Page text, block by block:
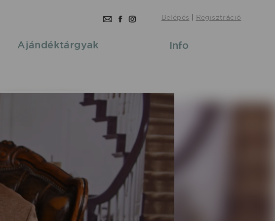
Belépés | Regisztráció
Ajándéktárgyak Info